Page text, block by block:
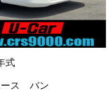
式
ス バン